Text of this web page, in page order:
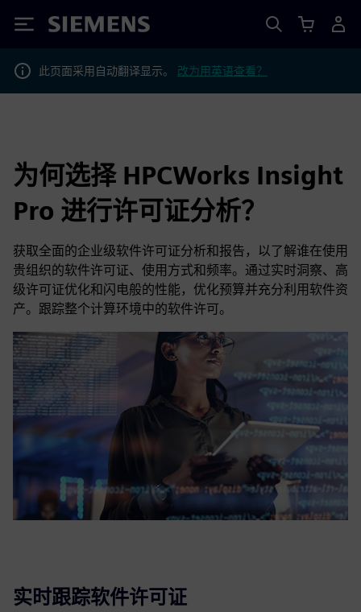
Siemens
此页面采用自动翻译显示。 改为用英语查看？
为何选择 HPCWorks Insight
Pro 进行许可证分析？
获取全面的企业级软件许可证分析和报告，以了解谁在使用
贵组织的软件许可证、使用方式和频率。通过实时洞察、高
级许可证优化和闪电般的性能，优化预算并充分利用软件资
产。跟踪整个计算环境中的软件许可。
实时跟踪软件许可证